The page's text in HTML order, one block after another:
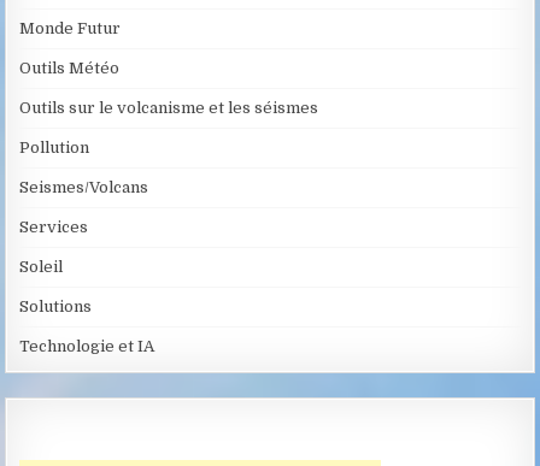
Monde Futur
Outils Météo
Outils sur le volcanisme et les séismes
Pollution
Seismes/Volcans
Services
Soleil
Solutions
Technologie et IA